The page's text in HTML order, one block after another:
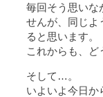
毎回そう思いな
せんが、同じよ
ると思います。
これからも、ど
そして…。
いよいよ今日か